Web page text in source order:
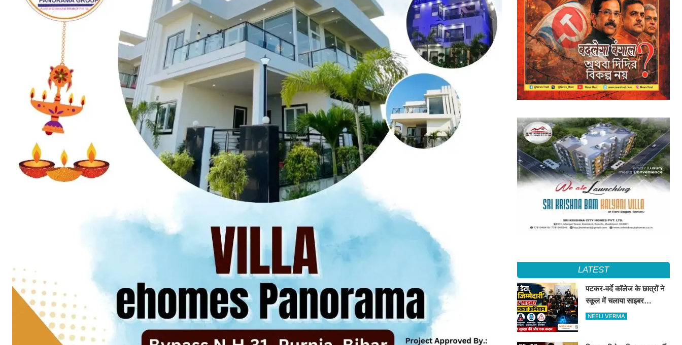
LATEST
पटकर-वर्दे कॉलेज के छात्रों ने
स्कूल में चलाया साइबर
जागरूकता अभियान, डिजिटल
NEELI VERMA